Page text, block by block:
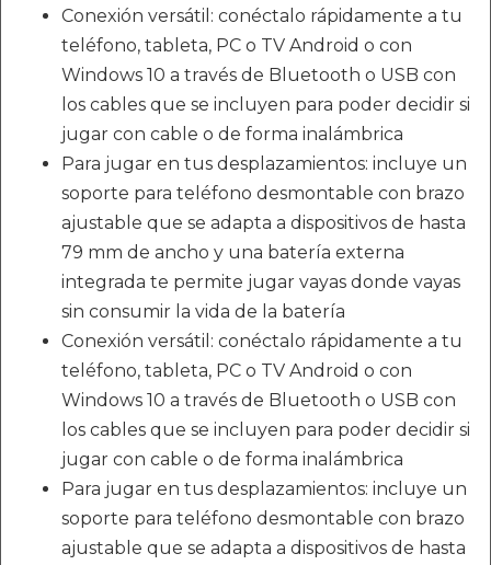
Conexión versátil: conéctalo rápidamente a tu
teléfono, tableta, PC o TV Android o con
Windows 10 a través de Bluetooth o USB con
los cables que se incluyen para poder decidir si
jugar con cable o de forma inalámbrica
Para jugar en tus desplazamientos: incluye un
soporte para teléfono desmontable con brazo
ajustable que se adapta a dispositivos de hasta
79 mm de ancho y una batería externa
integrada te permite jugar vayas donde vayas
sin consumir la vida de la batería
Conexión versátil: conéctalo rápidamente a tu
teléfono, tableta, PC o TV Android o con
Windows 10 a través de Bluetooth o USB con
los cables que se incluyen para poder decidir si
jugar con cable o de forma inalámbrica
Para jugar en tus desplazamientos: incluye un
soporte para teléfono desmontable con brazo
ajustable que se adapta a dispositivos de hasta